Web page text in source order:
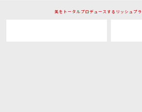
美をトータルプロデュースするリッシュプ